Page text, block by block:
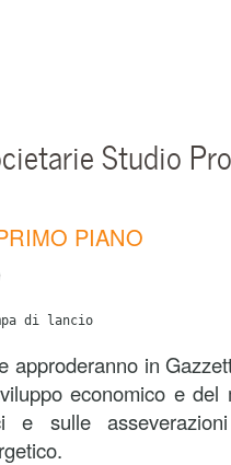
Studio
PIANO
di lancio
approderanno in
economico e del
e sulle